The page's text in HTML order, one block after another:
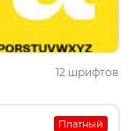
12 шрифтов
Платный